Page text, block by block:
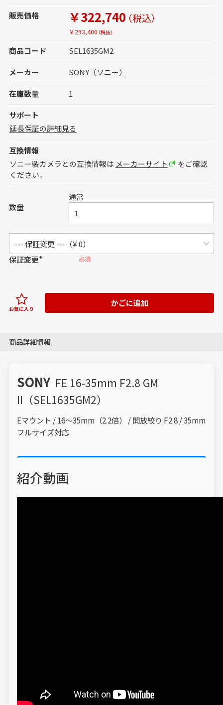
販売価格 ￥322,740 （税込）
￥293,400 （税抜）
商品コード SEL1635GM2
メーカー SONY（ソニー）
在庫数量 1
サポート
延長保証の詳細見る
互換情報
ソニー製カメラとの互換情報は メーカーサイト
をご確認
ください。
数量
通常
かごに追加
保証変更* 必須
お気に入り
商品詳細情報
SONY FE 16-35mm F2.8 GM
II（SEL1635GM2）
Eマウント / 16～35mm（2.2倍） / 開放絞り F2.8 / 35mm
フルサイズ対応
紹介動画